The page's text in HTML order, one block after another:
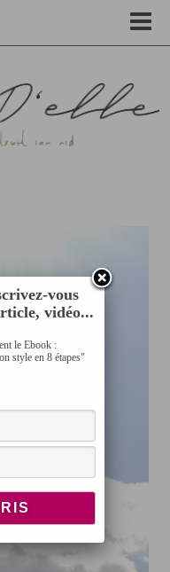
vous
vidéo...
le Ebook :
style en 8 étapes"